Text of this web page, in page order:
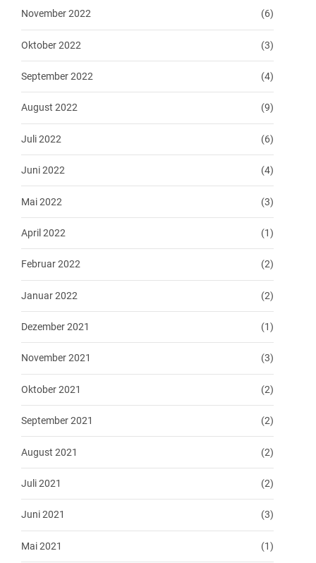
November 2022 (6)
Oktober 2022 (3)
September 2022 (4)
August 2022 (9)
Juli 2022 (6)
Juni 2022 (4)
Mai 2022 (3)
April 2022 (1)
Februar 2022 (2)
Januar 2022 (2)
Dezember 2021 (1)
November 2021 (3)
Oktober 2021 (2)
September 2021 (2)
August 2021 (2)
Juli 2021 (2)
Juni 2021 (3)
Mai 2021 (1)